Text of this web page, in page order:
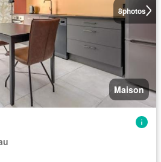
8photos
Maison